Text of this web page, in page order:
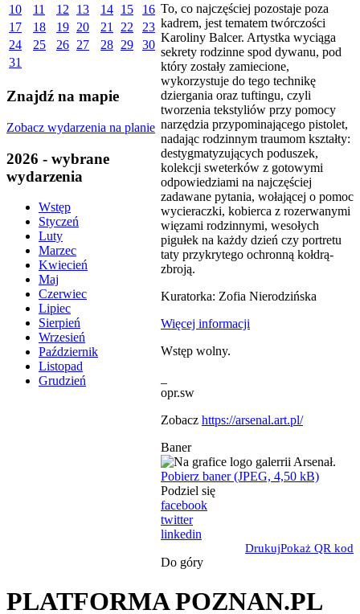
10
11 12 13 14 15
16
17
18 19 20 21 22
23
24
25 26 27 28 29
30
31
Znajdź na mapie
Zobacz wydarzenia na planie
2026 - wybrane
wydarzenia
Wstęp
Styczeń
Luty
Marzec
Kwiecień
Maj
Czerwiec
Lipiec
Sierpień
Wrzesień
Październik
Listopad
Grudzień
To, co najczęściej pozostaje poza
kadrem, jest tematem twórczości
Karoliny Balcer. Artystka wyciąga
sekrety rodzinne spod dywanu, pod
który zostały zamiecione,
wykorzystuje do tego technikę
dziergania oraz tuftingu, czyli
tworzenia tekstyliów przy pomocy
narzędzia przypominającego pistolet,
nadając rodzinnym traumom kształty:
destygmatyzujących poduszek,
kolekcji sweterków z gotowymi
odpowiedziami na najczęściej
zadawane pytania, wołającej o pomoc
wycieraczki, kobierca z rozerwanymi
więzami rodzinnymi, wesołych
pigułek na każdy dzień czy portretu
taty przykrytego ochronną kołdrą-
zbroją.
Kuratorka: Zofia Nierodzińska
Więcej informacji
Wstęp wolny.
opr.sw
Zobacz https://arsenal.art.pl/
Baner
Pobierz baner (JPEG, 4,50 kB)
Podziel się
facebook
twitter
linkedin
DrukujPokaż QR kod
Do góry
PLATFORMA POZNAN.PL